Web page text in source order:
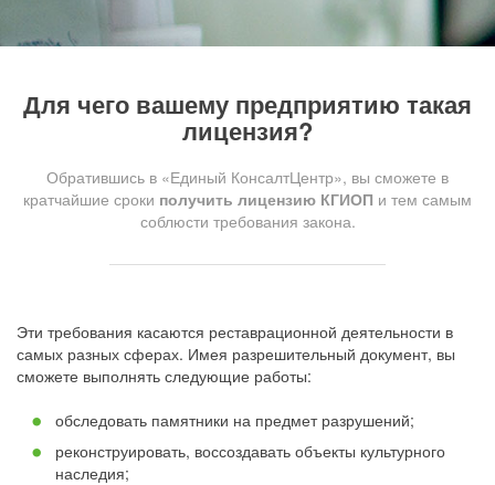
Для чего вашему предприятию такая
лицензия?
Обратившись в «Единый КонсалтЦентр», вы сможете в
кратчайшие сроки получить лицензию КГИОП и тем самым
соблюсти требования закона.
Эти требования касаются реставрационной деятельности в
самых разных сферах. Имея разрешительный документ, вы
сможете выполнять следующие работы:
обследовать памятники на предмет разрушений;
реконструировать, воссоздавать объекты культурного
наследия;